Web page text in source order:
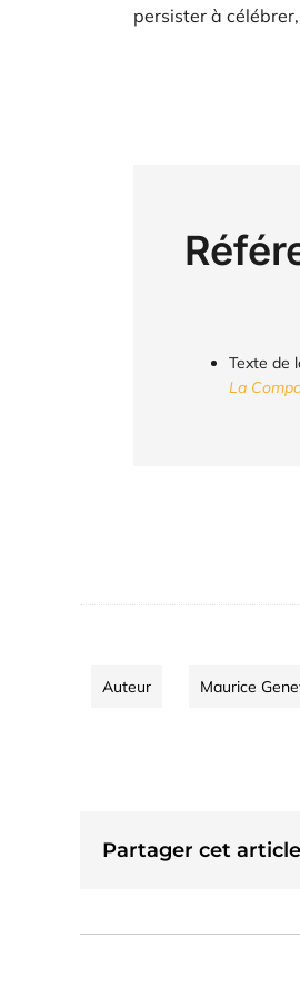
persister à
Texte de
La
Auteur Maurice
Partager cet article